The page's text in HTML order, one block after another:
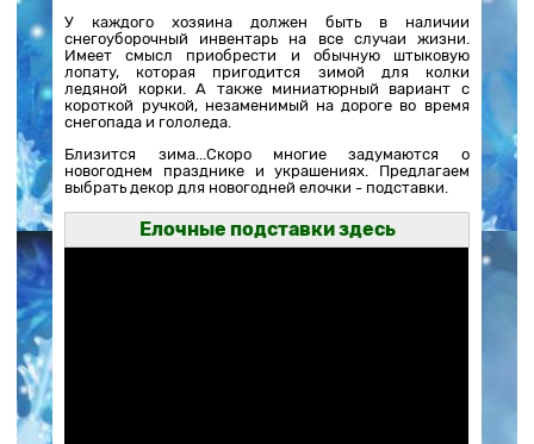
У каждого хозяина должен быть в наличии
снегоуборочный инвентарь на все случаи жизни.
Имеет смысл приобрести и обычную штыковую
лопату, которая пригодится зимой для колки
ледяной корки. А также миниатюрный вариант с
короткой ручкой, незаменимый на дороге во время
снегопада и гололеда.
Близится зима...Скоро многие задумаются о
новогоднем празднике и украшениях. Предлагаем
выбрать декор для новогодней елочки - подставки.
Елочные подставки здесь